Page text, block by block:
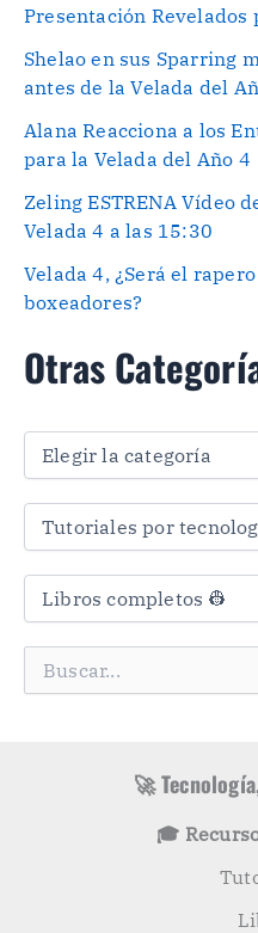
Presentación Revelados
Shelao en sus Sparring
antes de la Velada del
Alana Reacciona a los
para la Velada del Año 4
Zeling ESTRENA Vídeo
Velada 4 a las 15:30
Velada 4, ¿Será el
boxeadores?
Otras
O
a
a
🚀
🎓